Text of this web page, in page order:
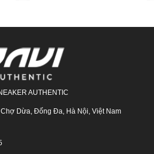
AUTHENTIC
Chợ Dừa, Đống Đa, Hà Nội, Việt Nam